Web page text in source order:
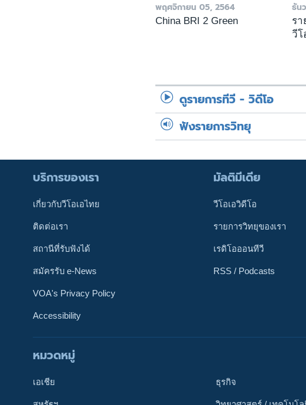
ติดตามเรา
พฤศจิกายน 05, 2564
China BRI 2 Green
ธัน
รา
วีโ
ดูรายการทีวี - วิดีโอ
ฟังรายการวิทยุ
บริการของเรา
เกี่ยวกับวีโอเอไทย
ติดต่อเรา
สถานีที่รับฟังได้
สมัครรับ e-News
VOA's Privacy Policy
Accessibility
มัลติมีเดีย
วีโอเอวิดีโอ
รายการวิทยุของเรา
เรดิโอออนทีวี
RSS / Podcasts
หมวดหมู่
เอเชีย ธุรกิจ